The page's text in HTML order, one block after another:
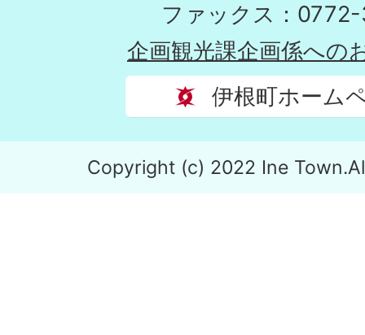
ファックス：
企画観光課企画係への
伊根町ホーム
Copyright (c) 2022 Ine